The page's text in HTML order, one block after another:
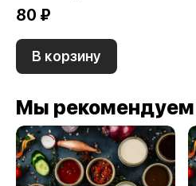
80 ₽
В корзину
Мы рекомендуем